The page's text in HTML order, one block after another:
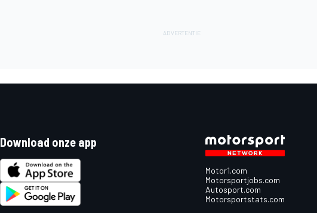
Download onze app
Motor1.com
Motorsportjobs.com
Autosport.com
Motorsportstats.com